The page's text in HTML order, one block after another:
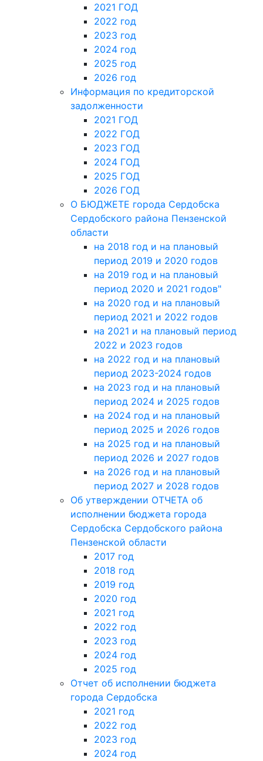
2021 ГОД
2022 год
2023 год
2024 год
2025 год
2026 год
Информация по кредиторской
задолженности
2021 ГОД
2022 ГОД
2023 ГОД
2024 ГОД
2025 ГОД
2026 ГОД
О БЮДЖЕТЕ города Сердобска
Сердобского района Пензенской
области
на 2018 год и на плановый
период 2019 и 2020 годов
на 2019 год и на плановый
период 2020 и 2021 годов"
на 2020 год и на плановый
период 2021 и 2022 годов
на 2021 и на плановый период
2022 и 2023 годов
на 2022 год и на плановый
период 2023-2024 годов
на 2023 год и на плановый
период 2024 и 2025 годов
на 2024 год и на плановый
период 2025 и 2026 годов
на 2025 год и на плановый
период 2026 и 2027 годов
на 2026 год и на плановый
период 2027 и 2028 годов
Об утверждении ОТЧЕТА об
исполнении бюджета города
Сердобска Сердобского района
Пензенской области
2017 год
2018 год
2019 год
2020 год
2021 год
2022 год
2023 год
2024 год
2025 год
Отчет об исполнении бюджета
города Сердобска
2021 год
2022 год
2023 год
2024 год